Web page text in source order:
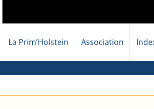
La Prim’Holstein Association